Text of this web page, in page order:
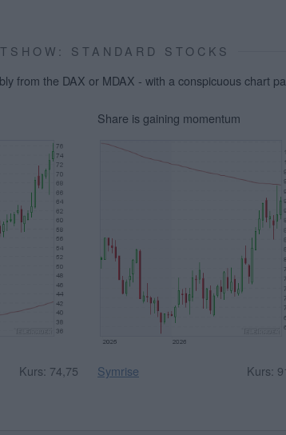
STANDARD STOCKS
from the DAX or MDAX - with a conspicuous chart
Kurs: 74,75
Share is gaining momentum
Symrise Kurs: